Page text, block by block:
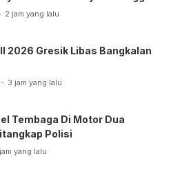
2 jam yang lalu
2026 Gresik Libas Bangkalan
3 jam yang lalu
Tembaga Di Motor Dua
Polisi
yang lalu